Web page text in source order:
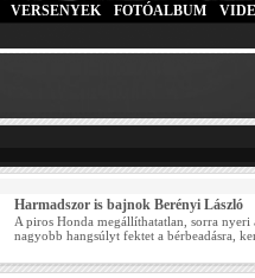
VERSENYEK FOTÓALBUM
Harmadszor is bajnok Berényi László
A piros Honda megállíthatatlan, sorra nyeri
nagyobb hangsúlyt fektet a bérbeadásra,